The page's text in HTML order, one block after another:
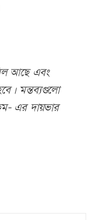
আছে এবং
মন্তব্যগুলো
এর দায়ভার